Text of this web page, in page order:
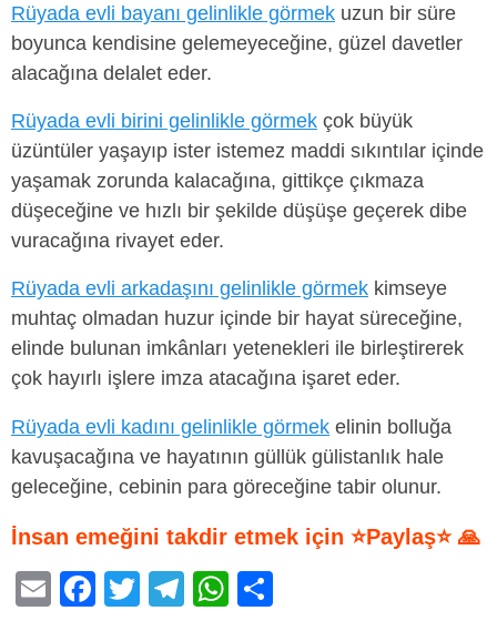
Rüyada evli bayanı gelinlikle görmek uzun bir süre
boyunca kendisine gelemeyeceğine, güzel davetler
alacağına delalet eder.
Rüyada evli birini gelinlikle görmek çok büyük
üzüntüler yaşayıp ister istemez maddi sıkıntılar içinde
yaşamak zorunda kalacağına, gittikçe çıkmaza
düşeceğine ve hızlı bir şekilde düşüşe geçerek dibe
vuracağına rivayet eder.
Rüyada evli arkadaşını gelinlikle görmek kimseye
muhtaç olmadan huzur içinde bir hayat süreceğine,
elinde bulunan imkânları yetenekleri ile birleştirerek
çok hayırlı işlere imza atacağına işaret eder.
Rüyada evli kadını gelinlikle görmek elinin bolluğa
kavuşacağına ve hayatının güllük gülistanlık hale
geleceğine, cebinin para göreceğine tabir olunur.
İnsan emeğini takdir etmek için ⭐Paylaş⭐ 🙏
E
F
T
T
W